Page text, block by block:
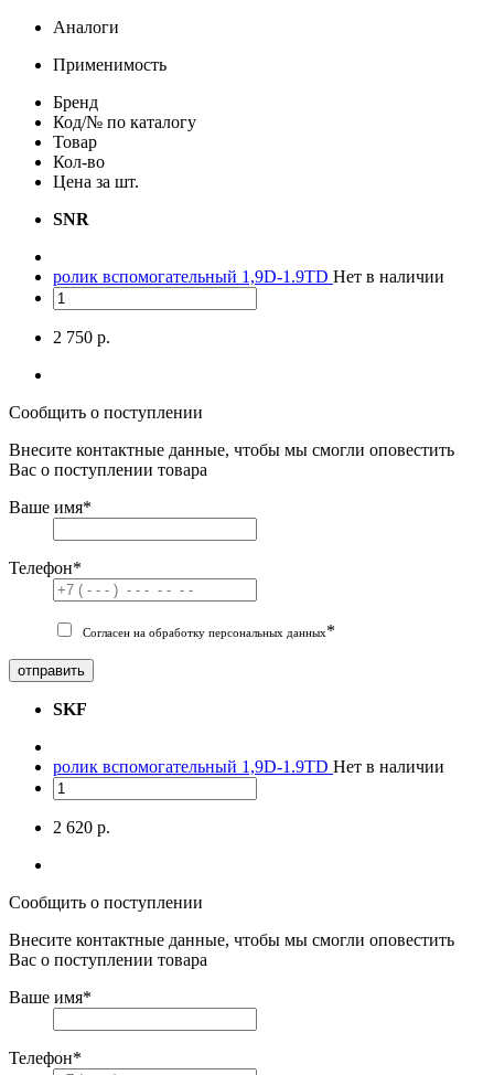
Аналоги
Применимость
Бренд
Код/№ по каталогу
Товар
Кол-во
Цена за шт.
SNR
ролик вспомогательный 1,9D-1.9TD Нет в наличии
2 750 р.
Сообщить о поступлении
Внесите контактные данные, чтобы мы смогли оповестить
Вас о поступлении товара
Ваше имя*
Телефон*
Согласен на обработку персональных данных*
отправить
SKF
ролик вспомогательный 1,9D-1.9TD Нет в наличии
2 620 р.
Сообщить о поступлении
Внесите контактные данные, чтобы мы смогли оповестить
Вас о поступлении товара
Ваше имя*
Телефон*